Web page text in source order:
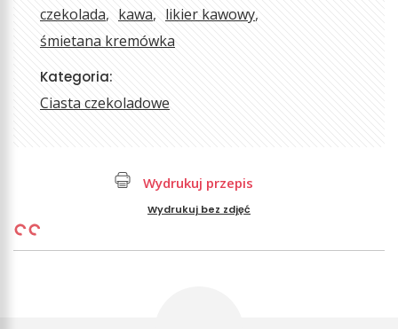
czekolada kawa
likier kawowy
śmietana kremówka
Kategoria:
Ciasta czekoladowe
Wydrukuj przepis
Wydrukuj bez zdjęć